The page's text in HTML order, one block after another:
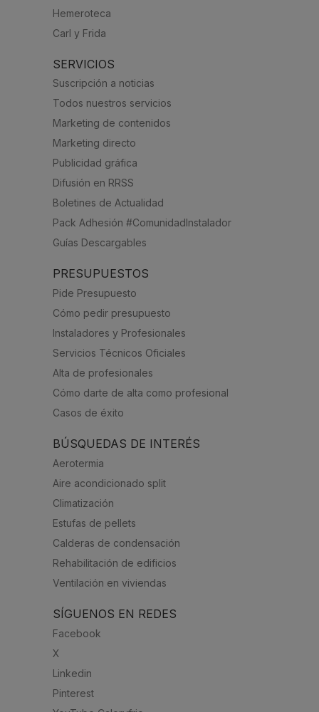
Hemeroteca
Carl y Frida
SERVICIOS
Suscripción a noticias
Todos nuestros servicios
Marketing de contenidos
Marketing directo
Publicidad gráfica
Difusión en RRSS
Boletines de Actualidad
Pack Adhesión #ComunidadInstalador
Guías Descargables
PRESUPUESTOS
Pide Presupuesto
Cómo pedir presupuesto
Instaladores y Profesionales
Servicios Técnicos Oficiales
Alta de profesionales
Cómo darte de alta como profesional
Casos de éxito
BÚSQUEDAS DE INTERÉS
Aerotermia
Aire acondicionado split
Climatización
Estufas de pellets
Calderas de condensación
Rehabilitación de edificios
Ventilación en viviendas
SÍGUENOS EN REDES
Facebook
X
Linkedin
Pinterest